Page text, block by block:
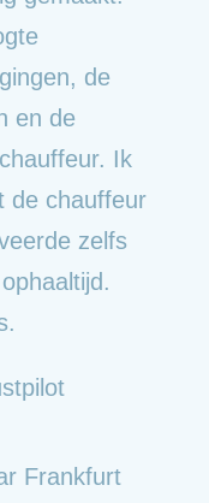
de
en de
Ik
de chauffeur
zelfs
Frankfurt